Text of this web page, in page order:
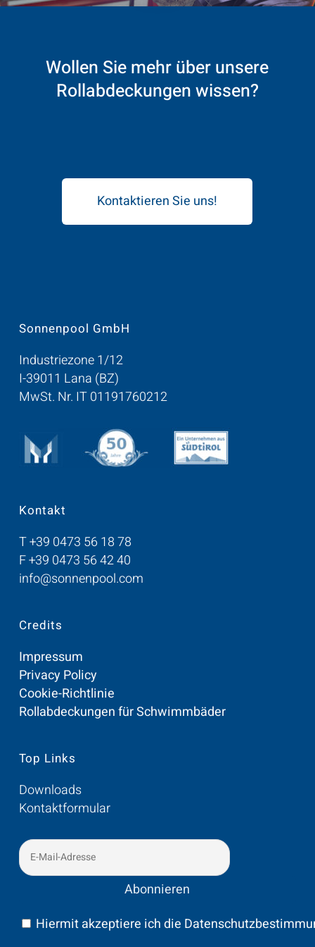
Wollen Siemehrüberunsere
Rollabdeckungenwissen?
Kontaktieren Sie uns!
Sonnenpool GmbH
Industriezone 1/12
I-39011 Lana (BZ)
MwSt. Nr. IT 01191760212
Kontakt
T+39 0473 56 18 78
F +39 0473 56 42 40
info@sonnenpool.com
Credits
Impressum
Privacy Policy
Cookie-Richtlinie
Rollabdeckungen für Schwimmbäder
Top Links
Downloads
Kontaktformular
Hiermit akzeptiere ich die